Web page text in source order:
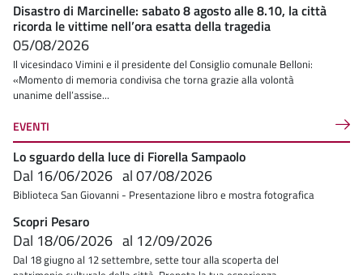
Disastro di Marcinelle: sabato 8 agosto alle 8.10, la città
ricorda le vittime nell’ora esatta della tragedia
05/08/2026
Il vicesindaco Vimini e il presidente del Consiglio comunale Belloni:
«Momento di memoria condivisa che torna grazie alla volontà
unanime dell’assise...
EVENTI
Lo sguardo della luce di Fiorella Sampaolo
Dal 16/06/2026 al07/08/2026
Biblioteca San Giovanni - Presentazione libro e mostra fotografica
Scopri Pesaro
Dal 18/06/2026 al 12/09/2026
Dal 18 giugno al 12 settembre, sette tour alla scoperta del